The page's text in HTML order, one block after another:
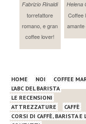
Fabrizio Rinaldi
torrefattore
romano, e gran
coffee lover!
Helena
Coffee
HOME NOI COFFEE
L’ABC DEL BARISTA
LE RECENSIONI
ATTREZZATURE
CAFFÈ
CORSI DI CAFFÈ, BARISTA